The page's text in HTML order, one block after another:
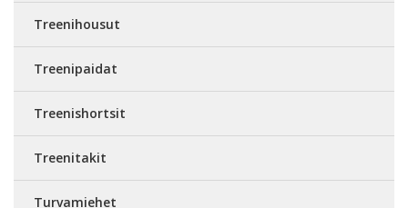
Treenihousut
Treenipaidat
Treenishortsit
Treenitakit
Turvamiehet